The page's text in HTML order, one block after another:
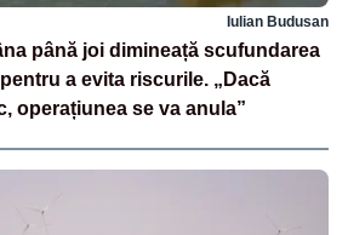
Iulian Budusan
până joi dimineață scufundarea
a evita riscurile. „Dacă
operațiunea se va anula”